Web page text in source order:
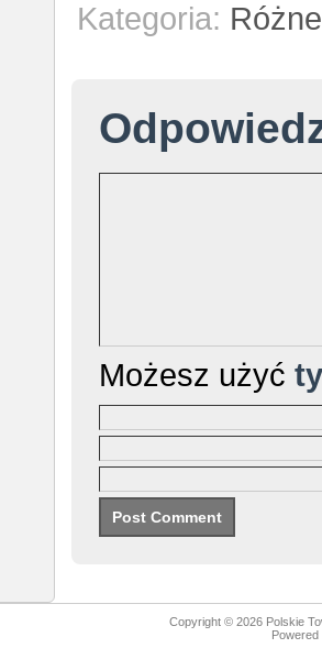
Kategoria:
Możesz użyć
Copyright © 2026 Polskie